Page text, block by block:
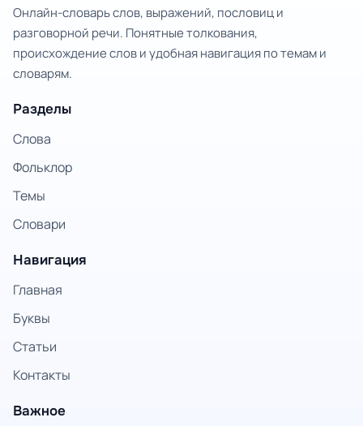
Онлайн-словарь слов, выражений, пословиц и
разговорной речи. Понятные толкования,
происхождение слов и удобная навигация по темам и
словарям.
Разделы
Слова
Фольклор
Темы
Словари
Навигация
Главная
Буквы
Статьи
Контакты
Важное